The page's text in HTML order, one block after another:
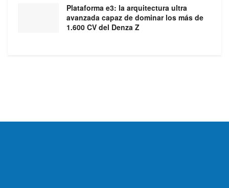
Plataforma e3: la arquitectura ultra
avanzada capaz de dominar los más de
1.600 CV del Denza Z